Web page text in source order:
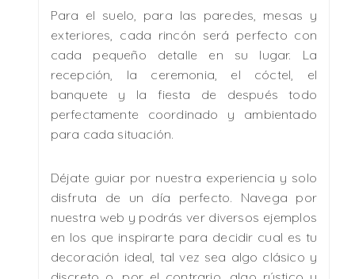
Para el suelo, para las paredes, mesas y
exteriores, cada rincón será perfecto con
cada pequeño detalle en su lugar. La
recepción, la ceremonia, el cóctel, el
banquete y la fiesta de después todo
perfectamente coordinado y ambientado
para cada situación.
Déjate guiar por nuestra experiencia y solo
disfruta de un día perfecto. Navega por
nuestra web y podrás ver diversos ejemplos
en los que inspirarte para decidir cual es tu
decoración ideal, tal vez sea algo clásico y